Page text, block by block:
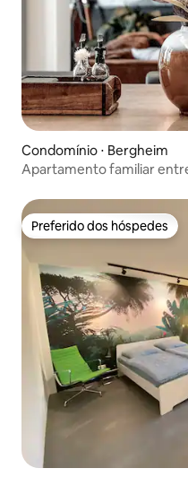
Condomínio ⋅ Bergheim
Apartamento familiar
Preferido dos hóspedes
Preferido dos hóspedes